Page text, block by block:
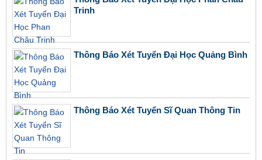
Trinh
Thông Báo Xét Tuyển Đại Học Quảng Bình
Thông Báo Xét Tuyển Sĩ Quan Thông Tin